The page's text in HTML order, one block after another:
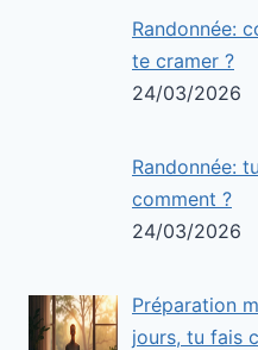
Randonnée:
te cramer ?
24/03/2026
Randonnée:
comment ?
24/03/2026
Préparation
jours, tu fais